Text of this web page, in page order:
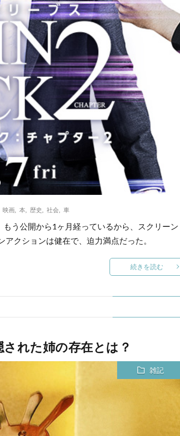
映画 本 歴史 社会 車
う公開から1ヶ月経っているから、スクリーン
クションは健在で、迫力満点だった。
続きを読む
れた姉の存在とは？
雑記